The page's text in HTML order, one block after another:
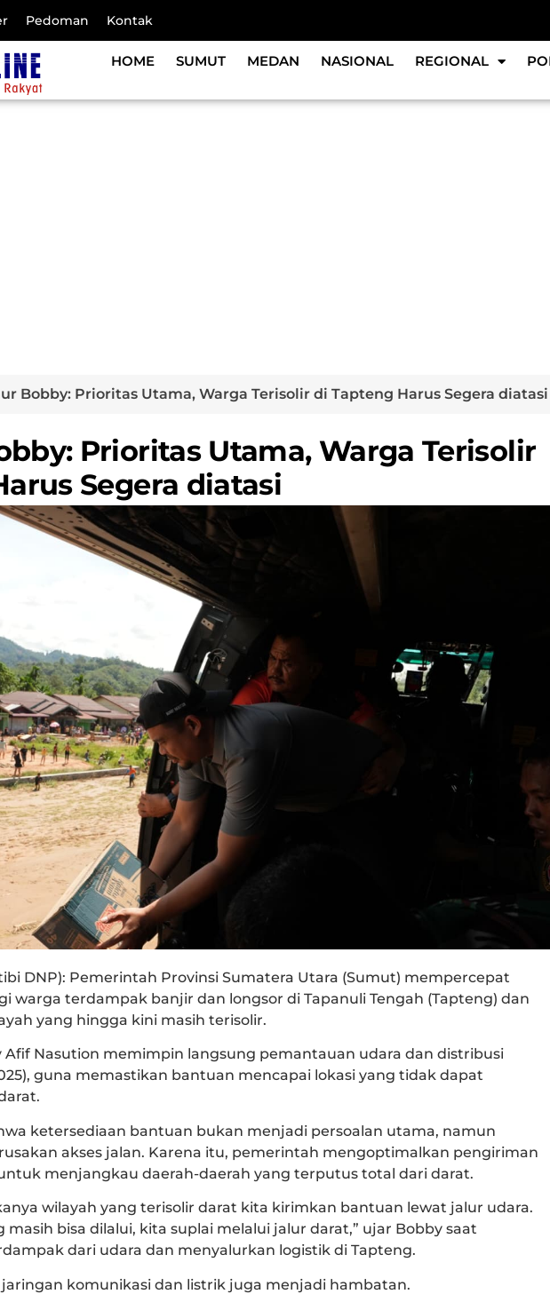
Pedoman Kontak
HOME SUMUT MEDAN NASIONAL REGIONAL
Bobby: Prioritas Utama, Warga Terisolir di Tapteng Harus Segera diatasi
Prioritas Utama, Warga Terisolir
Segera diatasi
DNP): Pemerintah Provinsi Sumatera Utara (Sumut) mempercepat
warga terdampak banjir dan longsor di Tapanuli Tengah (Tapteng) dan
yang hingga kini masih terisolir.
Nasution memimpin langsung pemantauan udara dan distribusi
guna memastikan bantuan mencapai lokasi yang tidak dapat
ketersediaan bantuan bukan menjadi persoalan utama, namun
akses jalan. Karena itu, pemerintah mengoptimalkan pengiriman
menjangkau daerah-daerah yang terputus total dari darat.
wilayah yang terisolir darat kita kirimkan bantuan lewat jalur udara.
masih bisa dilalui, kita suplai melalui jalur darat,” ujar Bobby saat
dari udara dan menyalurkan logistik di Tapteng.
jaringan komunikasi dan listrik juga menjadi hambatan.